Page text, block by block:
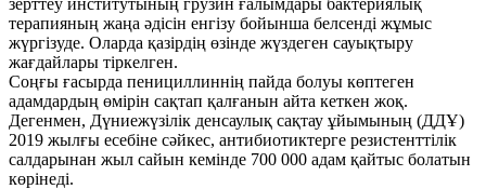
терапияның жаңа әдісін енгізу бойынша белсенді жұмыс
жүргізуде. Оларда қазірдің өзінде жүздеген сауықтыру
жағдайлары тіркелген.
Соңғы ғасырда пенициллиннің пайда болуы көптеген
адамдардың өмірін сақтап қалғанын айта кеткен жоқ.
Дегенмен, Дүниежүзілік денсаулық сақтау ұйымының (ДДҰ)
2019 жылғы есебіне сәйкес, антибиотиктерге резистенттілік
салдарынан жыл сайын кемінде 700 000 адам қайтыс болатын
көрінеді.